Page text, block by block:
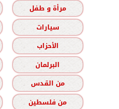
مرأة و طفل
سيارات
الأحزاب
البرلمان
من القدس
من فلسطين